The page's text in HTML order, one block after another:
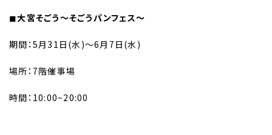
◼︎大宮そごう〜そごうパンフェス〜
期間：5月31日(水)〜6月7日(水)
場所：7階催事場
時間：10:00~20:00